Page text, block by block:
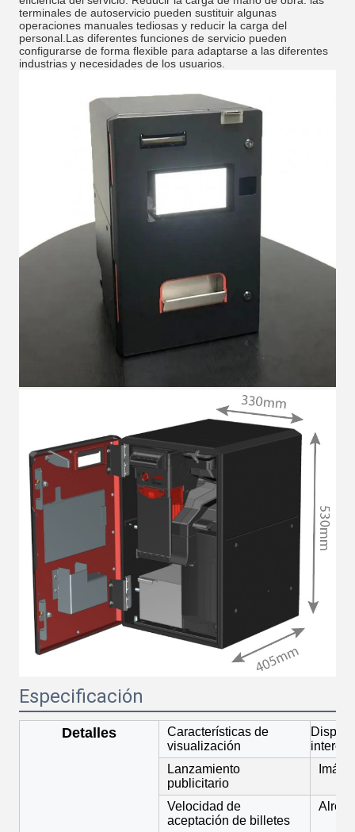
terminales de autoservicio pueden sustituir algunas
operaciones manuales tediosas y reducir la carga del
personal.Las diferentes funciones de servicio pueden
configurarse de forma flexible para adaptarse a las diferentes
industrias y necesidades de los usuarios.
Especificación
Detalles
Características de
visualización
Lanzamiento
publicitario
Velocidad de
aceptación de billetes